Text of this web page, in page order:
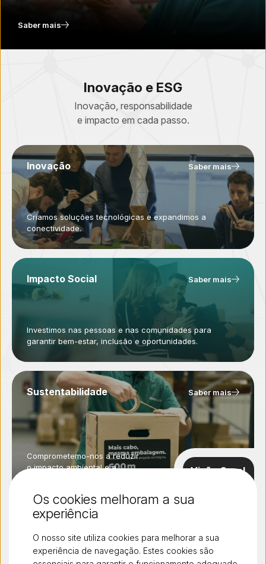
Saber mais
Inovação e ESG
Inovação, responsabilidade
e impacto em cada passo.
Inovação Saber mais
Criamos soluções tecnológicas e expandimos a
conectividade.
Sustentabilidade Saber mais
Comprometemo-nos a reduzir
o impacto ambiental e a
Impacto Social Saber mais
Investimos nas pessoas e nas comunidades para
garantir bem-estar, inclusão e oportunidades.
Visão Geral
Saber mais
Os cookies melhoram a sua
experiência
O nosso site utiliza cookies para melhorar a sua
experiência de navegação. Estes cookies são